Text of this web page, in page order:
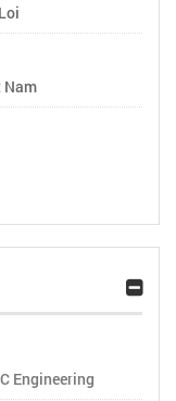
Nam
Engineering